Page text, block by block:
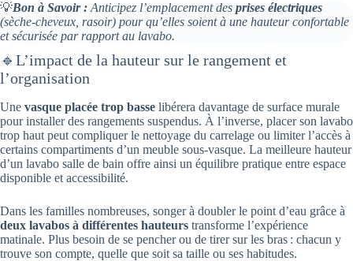
💡Bon à Savoir : Anticipez l’emplacement des prises électriques
(sèche-cheveux, rasoir) pour qu’elles soient à une hauteur confortable
et sécurisée par rapport au lavabo.
🔹L’impact de la hauteur sur le rangement et
l’organisation
Une vasque placée trop basse libérera davantage de surface murale
pour installer des rangements suspendus. À l’inverse, placer son lavabo
trop haut peut compliquer le nettoyage du carrelage ou limiter l’accès à
certains compartiments d’un meuble sous-vasque. La meilleure hauteur
d’un lavabo salle de bain offre ainsi un équilibre pratique entre espace
disponible et accessibilité.
Dans les familles nombreuses, songer à doubler le point d’eau grâce à
deux lavabos à différentes hauteurs transforme l’expérience
matinale. Plus besoin de se pencher ou de tirer sur les bras : chacun y
trouve son compte, quelle que soit sa taille ou ses habitudes.